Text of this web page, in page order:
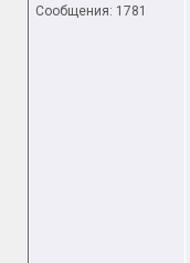
Сообщения: 1781